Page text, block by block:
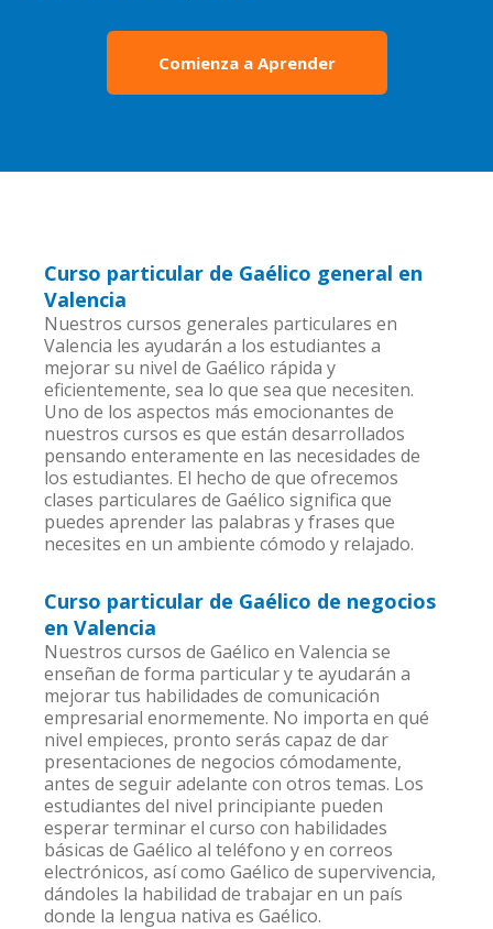
Comienza a Aprender
Curso particular de Gaélico general en
Valencia
Nuestros cursos generales particulares en
Valencia les ayudarán a los estudiantes a
mejorar su nivel de Gaélico rápida y
eficientemente, sea lo que sea que necesiten.
Uno de los aspectos más emocionantes de
nuestros cursos es que están desarrollados
pensando enteramente en las necesidades de
los estudiantes. El hecho de que ofrecemos
clases particulares de Gaélico significa que
puedes aprender las palabras y frases que
necesites en un ambiente cómodo y relajado.
Curso particular de Gaélico de negocios
en Valencia
Nuestros cursos de Gaélico en Valencia se
enseñan de forma particular y te ayudarán a
mejorar tus habilidades de comunicación
empresarial enormemente. No importa en qué
nivel empieces, pronto serás capaz de dar
presentaciones de negocios cómodamente,
antes de seguir adelante con otros temas. Los
estudiantes del nivel principiante pueden
esperar terminar el curso con habilidades
básicas de Gaélico al teléfono y en correos
electrónicos, así como Gaélico de supervivencia,
dándoles la habilidad de trabajar en un país
donde la lengua nativa es Gaélico.